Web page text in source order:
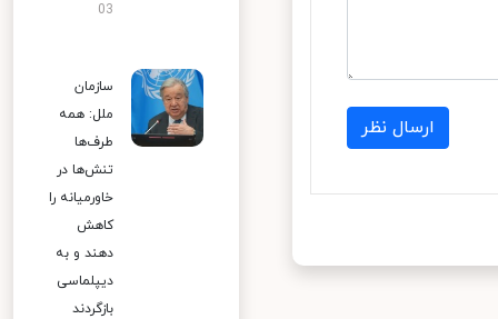
ارسال نظر
03
سازمان
ملل: همه
طرف‌ها
تنش‌ها در
خاورمیانه را
کاهش
دهند و به
دیپلماسی
بازگردند